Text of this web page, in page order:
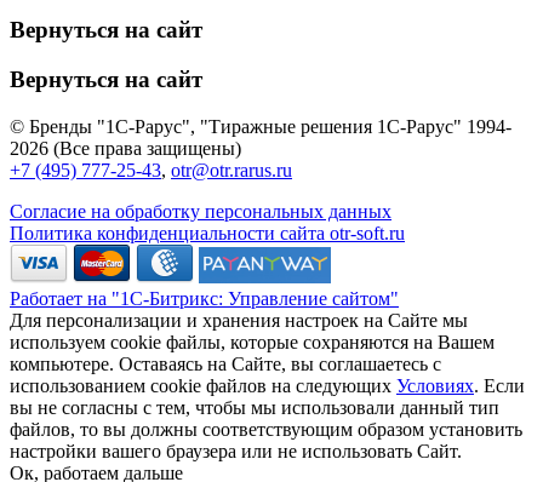
Вернуться на сайт
Вернуться на сайт
© Бренды "1С-Рарус", "Тиражные решения 1С-Рарус" 1994-
2026 (Все права защищены)
+7 (495) 777-25-43, otr@otr.rarus.ru
Согласие на обработку персональных данных
Политика конфиденциальности сайта otr-soft.ru
Работает на "1С-Битрикс: Управление сайтом"
Для персонализации и хранения настроек на Сайте мы
используем cookie файлы, которые сохраняются на Вашем
компьютере. Оставаясь на Сайте, вы соглашаетесь с
использованием cookie файлов на следующих Условиях. Если
вы не согласны с тем, чтобы мы использовали данный тип
файлов, то вы должны соответствующим образом установить
настройки вашего браузера или не использовать Сайт.
Ок, работаем дальше